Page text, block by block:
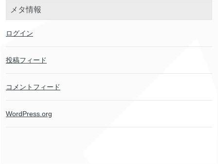
メタ情報
ログイン
投稿フィード
コメントフィード
WordPress.org